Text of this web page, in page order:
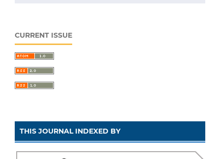
CURRENT ISSUE
THIS JOURNAL INDEXED BY